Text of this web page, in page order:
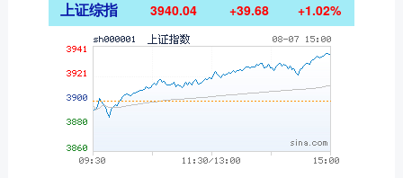
上证综指 3940.04 +39.68 +1.02%